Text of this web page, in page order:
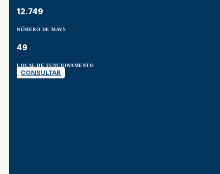
12.749
NÚMERO DE MAVS
49
LOCAL DE FUNCIONAMENTO
CONSULTAR